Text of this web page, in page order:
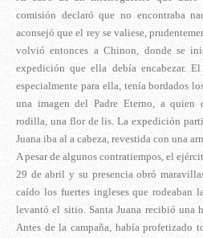
comisión declaró que no encontraba
aconsejó que el rey se valiese,
volvió entonces a Chinon, donde se
expedición que ella debía encabezar.
especialmente para ella, tenía bordados
una imagen del Padre Eterno, a quien
rodilla, una flor de lis. La expedición
Juana iba al a cabeza, revestida con una
A pesar de algunos contratiempos, el
29 de abril y su presencia obró
caído los fuertes ingleses que rodeaban
levantó el sitio. Santa Juana recibió una
Antes de la campaña, había profetizado